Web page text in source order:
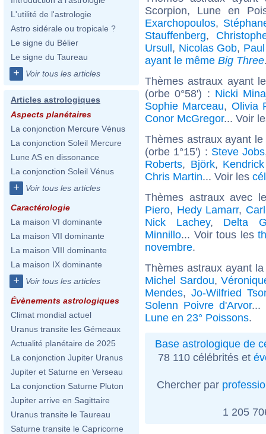
L'utilité de l'astrologie
Astro sidérale ou tropicale ?
Le signe du Bélier
Le signe du Taureau
+ Voir tous les articles
Articles astrologiques
Aspects planétaires
La conjonction Mercure Vénus
La conjonction Soleil Mercure
Lune AS en dissonance
La conjonction Soleil Vénus
+ Voir tous les articles
Caractérologie
La maison VI dominante
La maison VII dominante
La maison VIII dominante
La maison IX dominante
+ Voir tous les articles
Évènements astrologiques
Climat mondial actuel
Uranus transite les Gémeaux
Actualité planétaire de 2025
La conjonction Jupiter Uranus
Jupiter et Saturne en Verseau
La conjonction Saturne Pluton
Jupiter arrive en Sagittaire
Uranus transite le Taureau
Saturne transite le Capricorne
Scorpion, Lune en
Exarchopoulos,
Stauffenberg,
Ursull, Nicolas Gob,
ayant le même Big Three
Thèmes astraux ayant
(orbe 0°58') : Nicki
Sophie Marceau, Olivia
Conor McGregor... Voir
Thèmes astraux ayant
(orbe 1°15') : Steve Jobs
Roberts, Björk,
Chris Martin... Voir les
Thèmes astraux avec
Piero, Hedy Lamarr,
Nick Lachey, Delta
Minnillo... Voir tous les
novembre.
Thèmes astraux ayant
Michel Sardou,
Mendes, Jo-Wilfried
Solenn Poivre d'Arvor...
Lune en 23° Poissons.
Base astrologique de
78 110 célébrités et
Chercher par
1 205